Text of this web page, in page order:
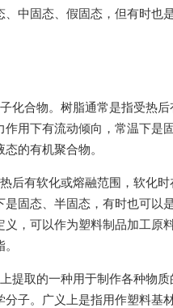
、中固态、假固态，但有时也
化合物。树脂通常是指受热
作用下有流动倾向，常温下是
的有机聚合物。
后有软化或熔融范围，软化
是固态、半固态，有时也可以
义，可以作为塑料制品加工原
提取的一种用于制作各种物质
分子。广义上是指用作塑料基